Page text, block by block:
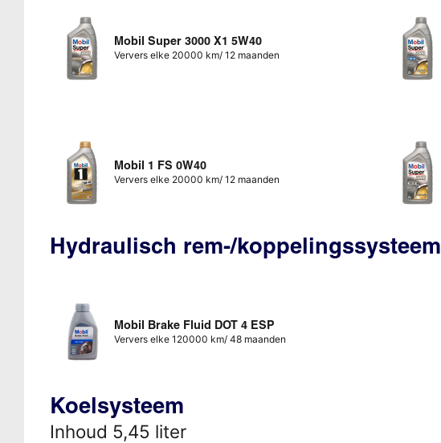
Mobil Super 3000 X1 5W40
Ververs elke 20000 km/ 12 maanden
Mobil 1 FS 0W40
Ververs elke 20000 km/ 12 maanden
Hydraulisch rem-/koppelingssysteem
Mobil Brake Fluid DOT 4 ESP
Ververs elke 120000 km/ 48 maanden
Koelsysteem
Inhoud 5,45 liter